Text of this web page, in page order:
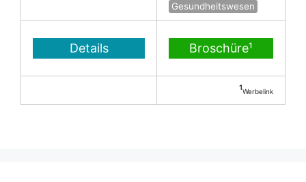
Gesundheitswesen
Details Broschüre¹
¹Werbelink